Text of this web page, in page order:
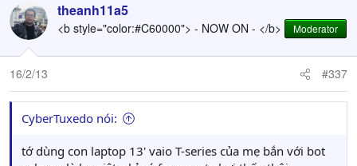
theanh11a5
<b style="color:#C60000"> - NOW ON - </b> Moderator
16/2/13 #337
CyberTuxedo nói:
tớ dùng con laptop 13' vaio T-series của mẹ bắn với bot